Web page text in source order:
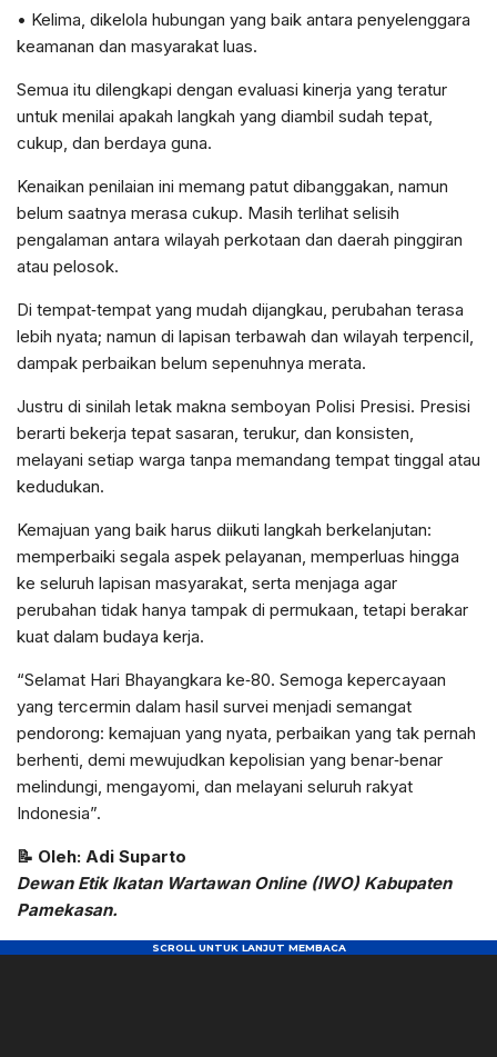
• Kelima, dikelola hubungan yang baik antara penyelenggara
keamanan dan masyarakat luas.
Semua itu dilengkapi dengan evaluasi kinerja yang teratur
untuk menilai apakah langkah yang diambil sudah tepat,
cukup, dan berdaya guna.
Kenaikan penilaian ini memang patut dibanggakan, namun
belum saatnya merasa cukup. Masih terlihat selisih
pengalaman antara wilayah perkotaan dan daerah pinggiran
atau pelosok.
Di tempat‑tempat yang mudah dijangkau, perubahan terasa
lebih nyata; namun di lapisan terbawah dan wilayah terpencil,
dampak perbaikan belum sepenuhnya merata.
Justru di sinilah letak makna semboyan Polisi Presisi. Presisi
berarti bekerja tepat sasaran, terukur, dan konsisten,
melayani setiap warga tanpa memandang tempat tinggal atau
kedudukan.
Kemajuan yang baik harus diikuti langkah berkelanjutan:
memperbaiki segala aspek pelayanan, memperluas hingga
ke seluruh lapisan masyarakat, serta menjaga agar
perubahan tidak hanya tampak di permukaan, tetapi berakar
kuat dalam budaya kerja.
“Selamat Hari Bhayangkara ke‑80. Semoga kepercayaan
yang tercermin dalam hasil survei menjadi semangat
pendorong: kemajuan yang nyata, perbaikan yang tak pernah
berhenti, demi mewujudkan kepolisian yang benar‑benar
melindungi, mengayomi, dan melayani seluruh rakyat
Indonesia”.
📝 Oleh: Adi Suparto
Dewan Etik Ikatan Wartawan Online (IWO) Kabupaten
Pamekasan.